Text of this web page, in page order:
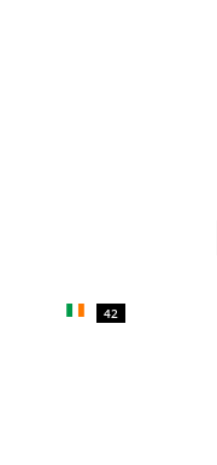
42